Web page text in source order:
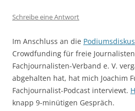
Schreibe eine Antwort
Im Anschluss an die
Crowdfunding für freie
Fachjournalisten-Verband e. V.
abgehalten hat, hat mich Joachim
Fachjournalist-Podcast interviewt.
knapp 9-minütigen Gespräch.